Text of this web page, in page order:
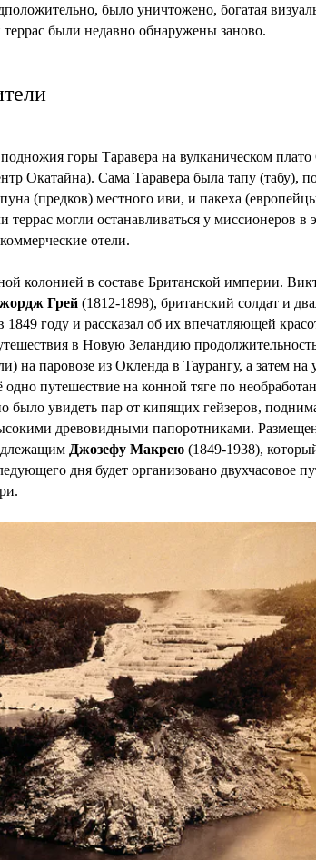
было уничтожено, богатая
террас были недавно обнаружены заново.
горы Таравера на вулканическом плато
Окатайна). Сама Таравера была тапу (табу),
(предков) местного иви, и пакеха
террас могли останавливаться у миссионеров в
отели.
колонией в составе Британской империи.
Грей (1812-1898), британский солдат и
году и рассказал об их впечатляющей
в Новую Зеландию
на паровозе из Окленда в Таурангу, а затем на
путешествие на конной тяге по
было увидеть пар от кипящих гейзеров,
древовидными папоротниками.
Джозефу Макрею (1849-1938),
дня будет организовано двухчасовое